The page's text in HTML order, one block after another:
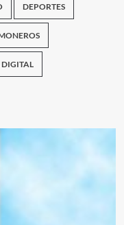
DEPORTES
DIGITAL